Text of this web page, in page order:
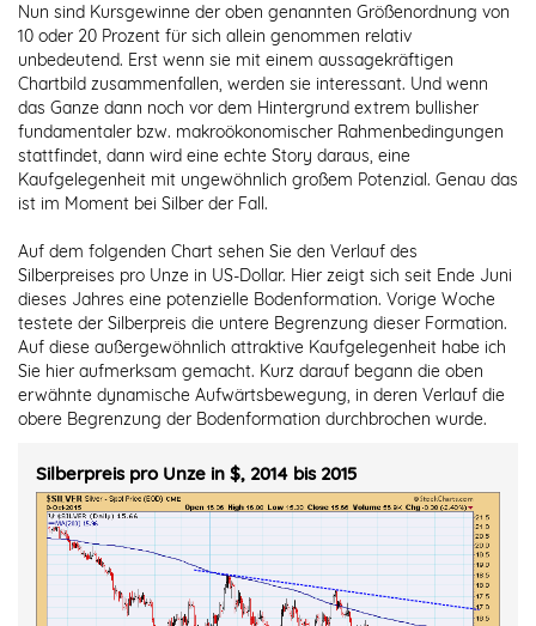
Nun sind Kursgewinne der oben genannten Größenordnung von
10 oder 20 Prozent für sich allein genommen relativ
unbedeutend. Erst wenn sie mit einem aussagekräftigen
Chartbild zusammenfallen, werden sie interessant. Und wenn
das Ganze dann noch vor dem Hintergrund extrem bullisher
fundamentaler bzw. makroökonomischer Rahmenbedingungen
stattfindet, dann wird eine echte Story daraus, eine
Kaufgelegenheit mit ungewöhnlich großem Potenzial. Genau das
ist im Moment bei Silber der Fall.
Auf dem folgenden Chart sehen Sie den Verlauf des
Silberpreises pro Unze in US-Dollar. Hier zeigt sich seit Ende Juni
dieses Jahres eine potenzielle Bodenformation. Vorige Woche
testete der Silberpreis die untere Begrenzung dieser Formation.
Auf diese außergewöhnlich attraktive Kaufgelegenheit habe ich
Sie hier aufmerksam gemacht. Kurz darauf begann die oben
erwähnte dynamische Aufwärtsbewegung, in deren Verlauf die
obere Begrenzung der Bodenformation durchbrochen wurde.
Silberpreis pro Unze in $, 2014 bis 2015